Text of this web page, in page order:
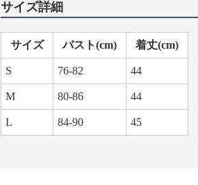
サイズ詳細
サイズ バスト(cm) 着丈(cm)
S 76-82 44
M 80-86 44
L 84-90 45